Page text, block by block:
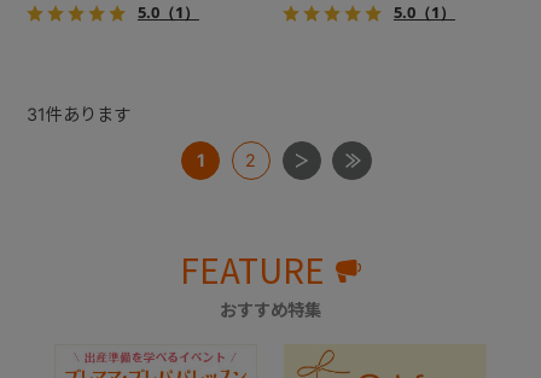
5.0（1）
5.0（1）
31件あります
1 2
FEATURE
おすすめ特集